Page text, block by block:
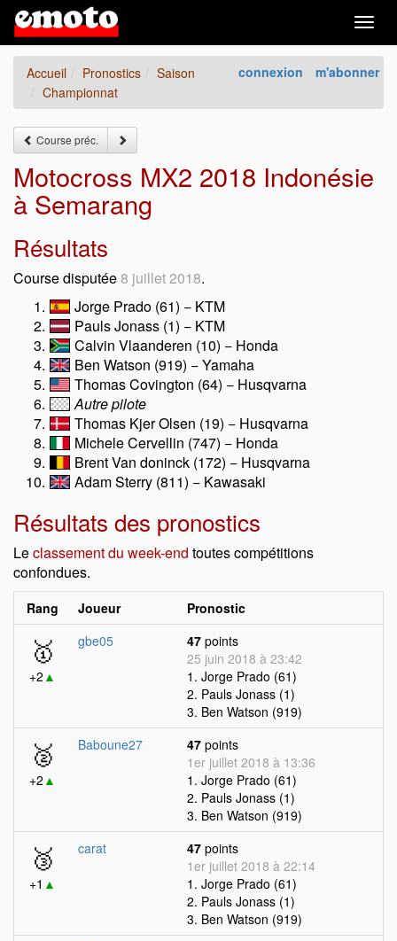
connexion m'abonner
Accueil Pronostics
Saison
Championnat
Course préc.
Motocross MX2 2018 Indonésie
à Semarang
Résultats
Course disputée8 juillet 2018.
Jorge Prado (61) − KTM
Pauls Jonass (1) − KTM
Calvin Vlaanderen (10) − Honda
Ben Watson (919) − Yamaha
Thomas Covington (64) − Husqvarna
Autre pilote
Thomas Kjer Olsen (19) − Husqvarna
Michele Cervellin (747) − Honda
Brent Van doninck (172) − Husqvarna
Adam Sterry (811) − Kawasaki
Résultats des pronostics
Leclassement du week-end toutes compétitions
confondues.
Rang Joueur Pronostic
🥇
+2 ▲
gbe05 47 points
25 juin 2018 à 23:42
1. Jorge Prado (61)
2. Pauls Jonass (1)
3. Ben Watson (919)
🥈
+2 ▲
Baboune27 47 points
1er juillet 2018 à 13:36
1. Jorge Prado (61)
2. Pauls Jonass (1)
3. Ben Watson (919)
🥉
+1 ▲
carat 47 points
1er juillet 2018 à 22:14
1. Jorge Prado (61)
2. Pauls Jonass (1)
3. Ben Watson (919)